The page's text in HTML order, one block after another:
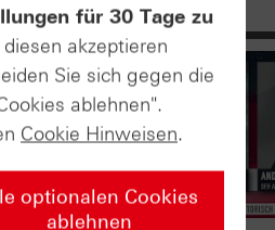
für 30 Tage zu
akzeptieren
Sie sich gegen die
ablehnen".
Cookie Hinweisen.
optionalen Cookies
ablehnen